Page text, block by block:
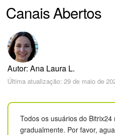
Novo
Cadastro e Login no
Segurança
Como Começar?
Feed
Canais Abertos
Autor: Ana Laura L.
Última atualização: 29 de maio de
Todos os usuários do
gradualmente. Por favor,